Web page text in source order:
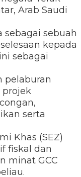
Arab Saudi
sebagai sebuah
kepada
sebagai
pelaburan
projek
serta
Khas (SEZ)
fiskal dan
minat GCC